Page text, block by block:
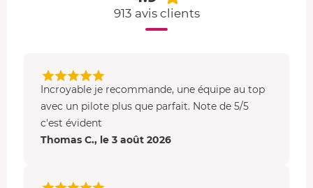
Port Pin et En Vau
Aubagne, Gémenos et lavallée de Saint-Pons
Pic de Bertagne
Vol de 45 minutes : Marseille et le Vélodrome (selon
réglementation en vigueur)
Circuit du Castellet
Marseille, son stade Orange Vélodrome et son Vieux
913 avis clients
Incroyable je recommande, une équipe au top
avec un pilote plus que parfait. Note de 5/5
c'est évident
Thomas C., le 3 août 2026